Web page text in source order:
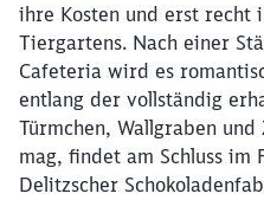
ihre Kosten und erst recht
Tiergartens. Nach einer
Cafeteria wird es
entlang der vollständig
Türmchen, Wallgraben
mag, findet am Schluss im
Delitzscher